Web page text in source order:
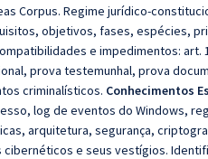
Corpus. Regime jurídico-
objetivos, fases, espécies,
e impedimentos: art.
prova testemunhal, prova
criminalísticos. Conhecimentos
log de eventos do Windows,
arquitetura, segurança,
e seus vestígios.